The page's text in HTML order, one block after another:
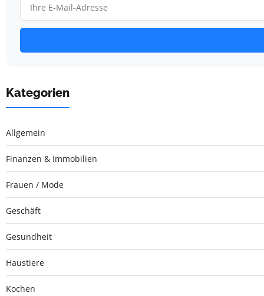
Kategorien
Allgemein
Finanzen & Immobilien
Frauen / Mode
Geschäft
Gesundheit
Haustiere
Kochen